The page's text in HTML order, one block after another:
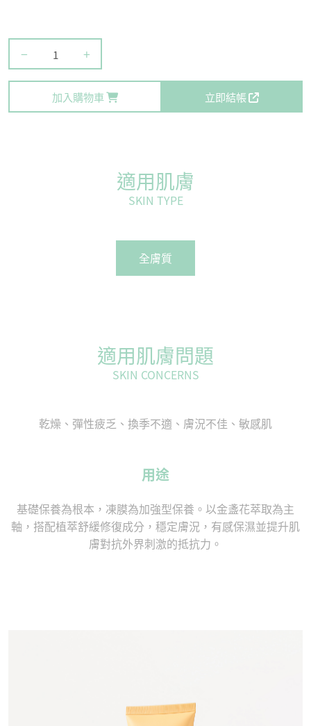
− +
加入購物車 立即結帳
適用肌膚
SKIN TYPE
全膚質
適用肌膚問題
SKIN CONCERNS
乾燥、彈性疲乏、換季不適、膚況不佳、敏感肌
用途
基礎保養為根本，凍膜為加強型保養。以金盞花萃取為主
軸，搭配植萃舒緩修復成分，穩定膚況，有感保濕並提升肌
膚對抗外界刺激的抵抗力。